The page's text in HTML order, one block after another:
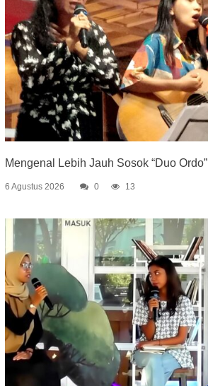
Mengenal Lebih Jauh Sosok “Duo Ordo”
6 Agustus 2026 0 13